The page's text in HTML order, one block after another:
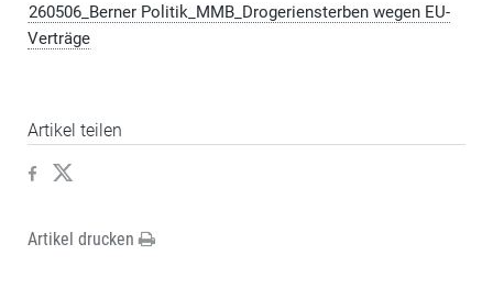
260506_Berner Politik_MMB_Drogeriensterben wegen EU-
Verträge
Artikel teilen
Artikel drucken